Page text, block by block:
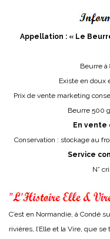
Appellation : « Le
Beurre à
Existe en doux
Prix de vente marketing
Beurre 500
En vente
Conservation : stockage au
Service
N°
C’est en Normandie, à Condé
rivières, l’Elle et la Vire, que